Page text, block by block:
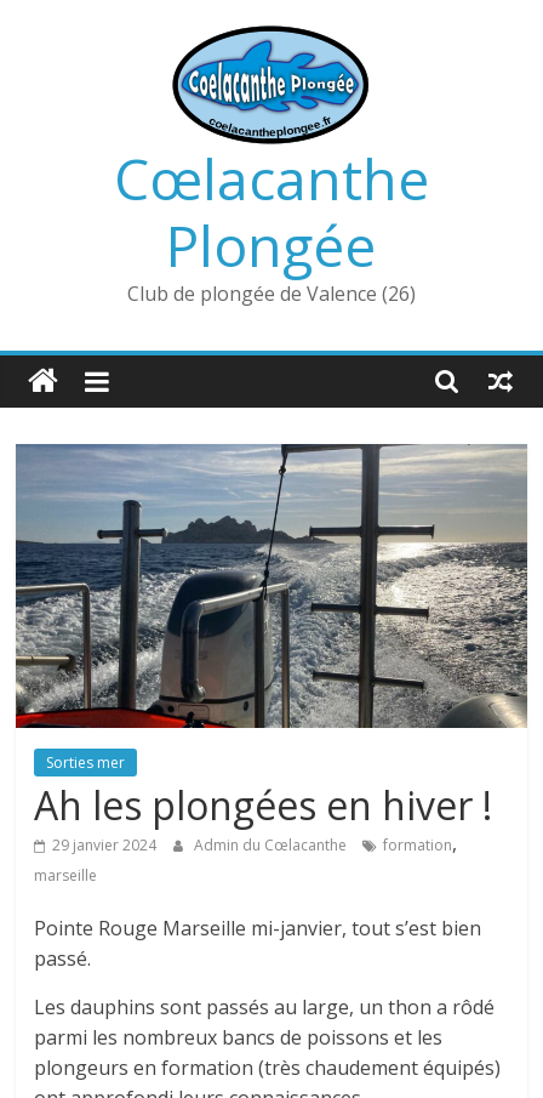
Cœlacanthe
Plongée
Club de plongée de Valence (26)
Sorties mer
Ah les plongées en hiver !
29 janvier 2024 Admin du Cœlacanthe formation,
marseille
Pointe Rouge Marseille mi-janvier, tout s’est bien
passé.
Les dauphins sont passés au large, un thon a rôdé
parmi les nombreux bancs de poissons et les
plongeurs en formation (très chaudement équipés)